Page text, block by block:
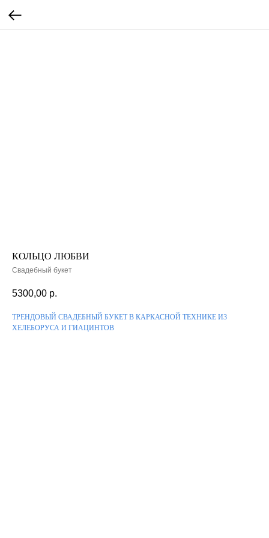
КОЛЬЦО ЛЮБВИ
Свадебный букет
5300,00 р.
ТРЕНДОВЫЙ СВАДЕБНЫЙ БУКЕТ В КАРКАСНОЙ ТЕХНИКЕ ИЗ
ХЕЛЕБОРУСА И ГИАЦИНТОВ